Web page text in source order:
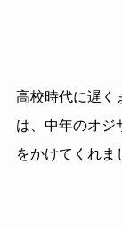
高校時代に遅く
は、中年のオジ
をかけてくれま